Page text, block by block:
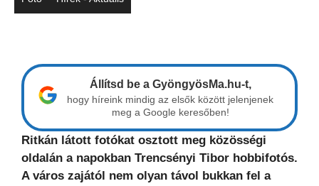
Állítsd be a GyöngyösMa.hu-t,
hogy híreink mindig az elsők között jelenjenek
meg a Google keresőben!
Ritkán látott fotókat osztott meg közösségi
oldalán a napokban Trencsényi Tibor hobbifotós.
A város zajától nem olyan távol bukkan fel a